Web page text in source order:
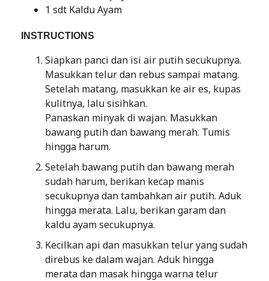
1 sdt Kaldu Ayam
INSTRUCTIONS
Siapkan panci dan isi air putih secukupnya.
Masukkan telur dan rebus sampai matang.
Setelah matang, masukkan ke air es, kupas
kulitnya, lalu sisihkan.
Panaskan minyak di wajan. Masukkan
bawang putih dan bawang merah. Tumis
hingga harum.
Setelah bawang putih dan bawang merah
sudah harum, berikan kecap manis
secukupnya dan tambahkan air putih. Aduk
hingga merata. Lalu, berikan garam dan
kaldu ayam secukupnya.
Kecilkan api dan masukkan telur yang sudah
direbus ke dalam wajan. Aduk hingga
merata dan masak hingga warna telur